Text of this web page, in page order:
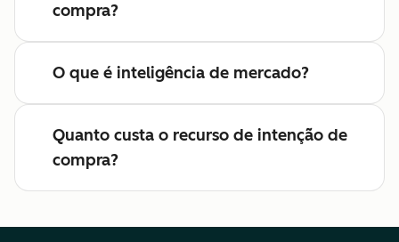
compra?
O que é inteligência de mercado?
Quanto custa o recurso de intenção de
compra?